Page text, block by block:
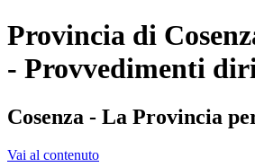
Provincia di
- Provvedimenti
Cosenza - La Provincia
Vai al contenuto